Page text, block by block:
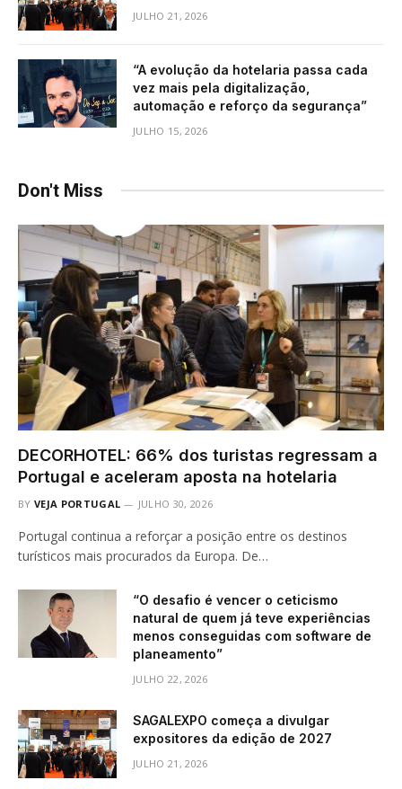
JULHO 21, 2026
“A evolução da hotelaria passa cada
vez mais pela digitalização,
automação e reforço da segurança”
JULHO 15, 2026
Don't Miss
DECORHOTEL: 66% dos turistas regressam a
Portugal e aceleram aposta na hotelaria
BY VEJA PORTUGAL JULHO 30, 2026
Portugal continua a reforçar a posição entre os destinos
turísticos mais procurados da Europa. De…
“O desafio é vencer o ceticismo
natural de quem já teve experiências
menos conseguidas com software de
planeamento”
JULHO 22, 2026
SAGALEXPO começa a divulgar
expositores da edição de 2027
JULHO 21, 2026